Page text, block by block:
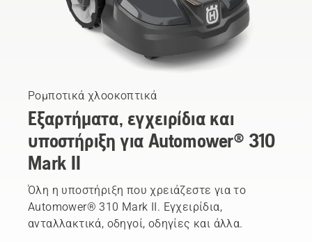
Ρομποτικά χλοοκοπτικά
Εξαρτήματα, εγχειρίδια και
υποστήριξη για Automower® 310
Mark II
Όλη η υποστήριξη που χρειάζεστε για το
Automower® 310 Mark II. Εγχειρίδια,
ανταλλακτικά, οδηγοί, οδηγίες και άλλα.